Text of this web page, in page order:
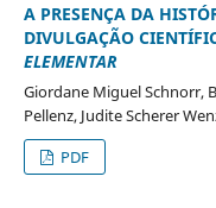
A PRESENÇA DA
DIVULGAÇÃO
ELEMENTAR
Giordane Miguel Schnorr,
Pellenz, Judite Scherer
PDF